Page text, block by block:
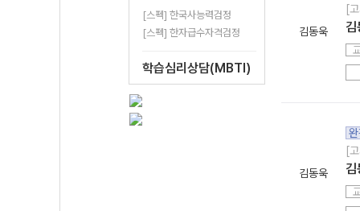
[스펙] 한국사능력검정
[스펙] 한자급수자격검정
학습심리상담(MBTI)
김동욱
[
김동욱
[